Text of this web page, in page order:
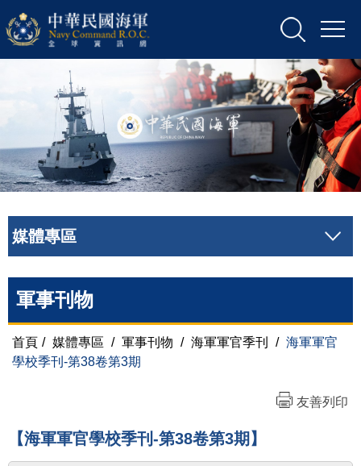
媒體專區
軍事刊物
首頁 / 媒體專區 / 軍事刊物 / 海軍軍官季刊 / 海軍軍官
學校季刊-第38卷第3期
友善列印
【海軍軍官學校季刊-第38卷第3期】